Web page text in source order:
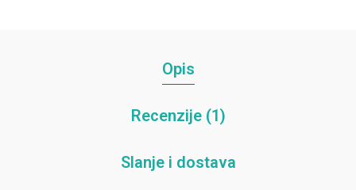
Opis
Recenzije (1)
Slanje i dostava